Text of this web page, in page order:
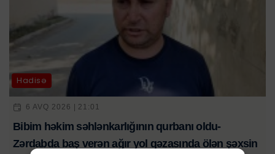
Hadisə
6 AVQ 2026 | 21:01
Bibim həkim səhlənkarlığının qurbanı oldu-
Zərdabda baş verən ağır yol qəzasında ölən şəxsin